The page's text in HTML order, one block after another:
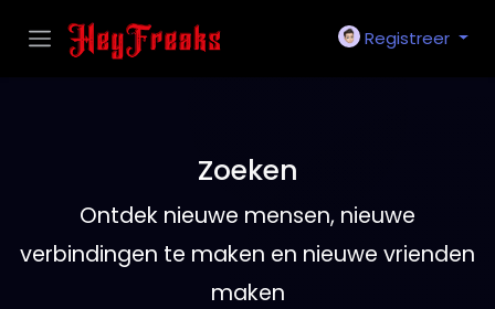
Registreer
Zoeken
Ontdek nieuwe mensen, nieuwe
verbindingen te maken en nieuwe vrienden
maken